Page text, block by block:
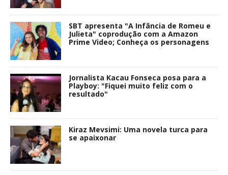
SBT apresenta "A Infância de Romeu e
Julieta" coprodução com a Amazon
Prime Video; Conheça os personagens
Jornalista Kacau Fonseca posa para a
Playboy: "Fiquei muito feliz com o
resultado"
Kiraz Mevsimi: Uma novela turca para
se apaixonar